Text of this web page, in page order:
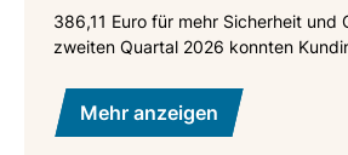
386,11 Euro für mehr Sicherheit und
zweiten Quartal 2026 konnten
Mehr anzeigen